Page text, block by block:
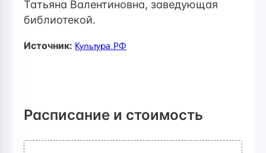
Татьяна Валентиновна, заведующая
библиотекой.
Источник: Культура.РФ
Расписание и стоимость